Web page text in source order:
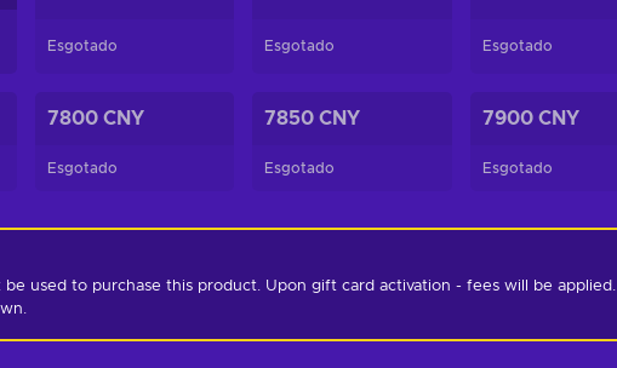
Esgotado Esgotado Esgotado
7800 CNY
Esgotado
7850 CNY
Esgotado
7900 CNY
Esgotado
used to purchase this product. Upon gift card activation - fees will be applied.